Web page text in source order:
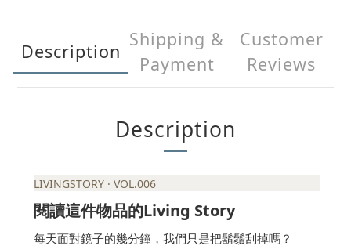
Description
Shipping &
Payment
Customer
Reviews
Description
LIVINGSTORY · VOL.006
閱讀這件物品的Living Story
每天面對鏡子的幾分鐘，我們只是把鬍鬚刮掉嗎？